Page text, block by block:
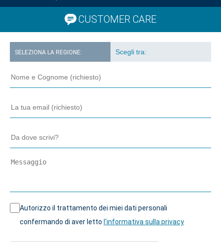
CUSTOMER CARE
SELEZIONA LA REGIONE:
Autorizzo il trattamento dei miei dati personali
confermando di aver letto l'informativa sulla privacy